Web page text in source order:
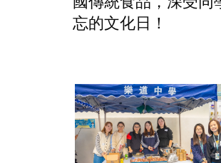
忘的文化日！